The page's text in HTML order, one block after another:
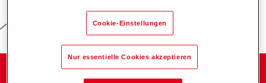
Cookie-Einstellungen
Nur essentielle Cookies akzeptieren